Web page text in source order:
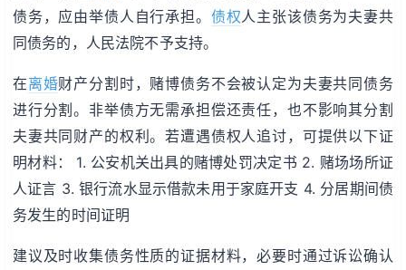
债务，应由举债人自行承担。 债权人主张该债务为夫妻共
同债务的，人民法院不予支持。
在离婚财产分割时，赌博债务不会被认定为夫妻共同债务
进行分割。非举债方无需承担偿还责任，也不影响其分割
夫妻共同财产的权利。若遭遇债权人追讨，可提供以下证
明材料： 1. 公安机关出具的赌博处罚决定书 2. 赌场场所证
人证言 3. 银行流水显示借款未用于家庭开支 4. 分居期间债
务发生的时间证明
建议及时收集债务性质的证据材料，必要时通过诉讼确认